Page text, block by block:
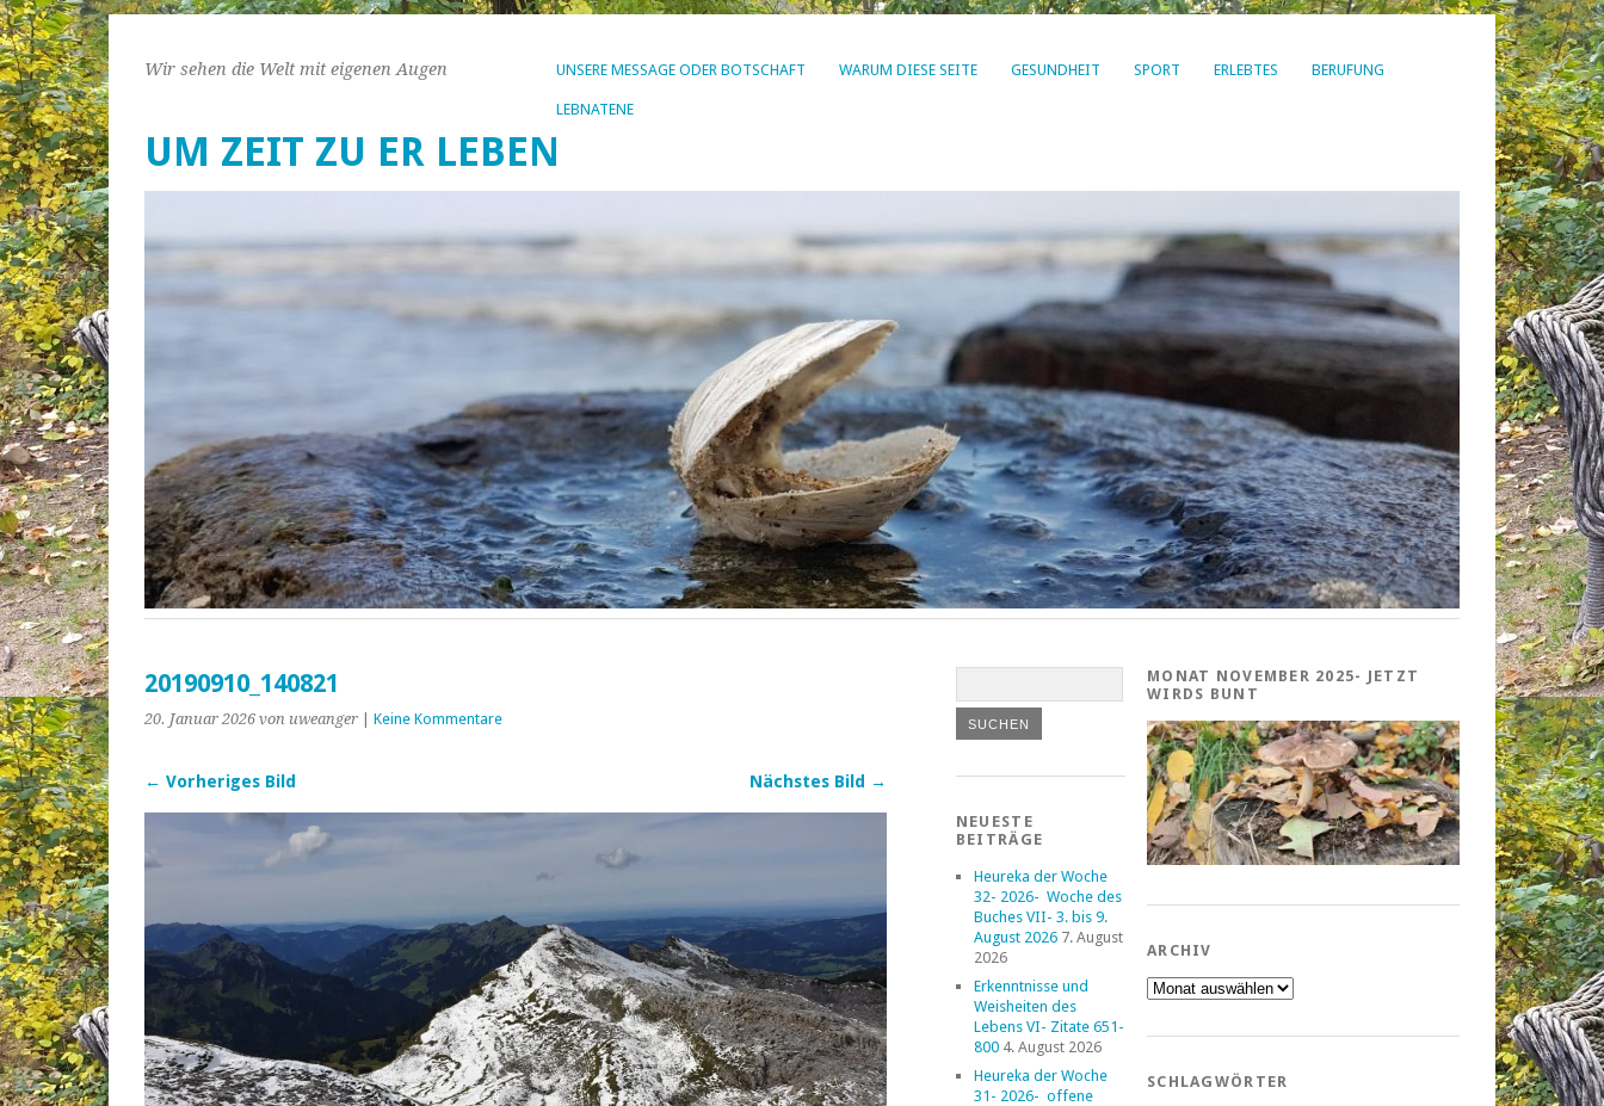
UNSERE MESSAGE ODER BOTSCHAFT WARUM DIESE SEITE GESUNDHEIT SPORT ERLEBTES BERUFUNG
LEBNATENE
UM ZEIT ZU ER LEBEN
Wir sehen die Welt mit eigenen Augen
20190910_140821
20. Januar 2026 von uweanger Keine Kommentare
← Vorheriges Bild Nächstes Bild →
NEUESTE
BEITRÄGE
Heureka der Woche
32- 2026- Woche des
Buches VII- 3. bis 9.
August 2026 7. August
2026
Erkenntnisse und
Weisheiten des
Lebens VI- Zitate 651-
800 4. August 2026
Heureka der Woche
31- 2026- offene
MONAT NOVEMBER 2025- JETZT
WIRDS BUNT
ARCHIV
Archiv
SCHLAGWÖRTER